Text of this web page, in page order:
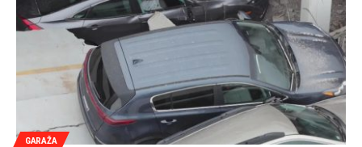
GARAŽA